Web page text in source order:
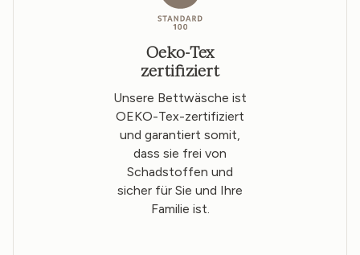
Oeko-Tex
zertifiziert
Unsere Bettwäsche ist
OEKO-Tex-zertifiziert
und garantiert somit,
dass sie frei von
Schadstoffen und
sicher für Sie und Ihre
Familie ist.